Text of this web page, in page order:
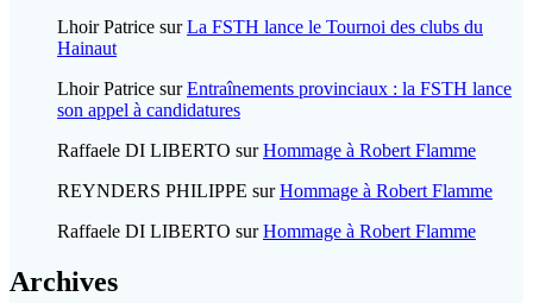
Lhoir Patrice surLa FSTH lance le Tournoi des clubs du
Hainaut
Lhoir Patrice surEntraînements provinciaux : la FSTH lance
son appel à candidatures
Raffaele DI LIBERTO surHommage à Robert Flamme
REYNDERS PHILIPPE surHommage à Robert Flamme
Raffaele DI LIBERTO surHommage à Robert Flamme
Archives